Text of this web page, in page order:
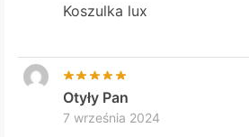
Koszulka lux
Otyły Pan
7 września 2024